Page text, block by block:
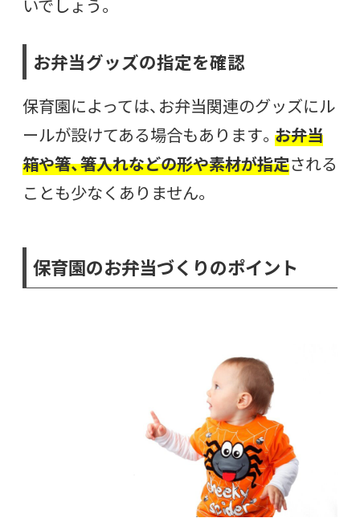
いでしょう。
お弁当グッズの指定を確認
保育園によっては、お弁当関連のグッズにル
ールが設けてある場合もあります。 お弁当
箱や箸、箸入れなどの形や素材が指定される
ことも少なくありません。
保育園のお弁当づくりのポイント